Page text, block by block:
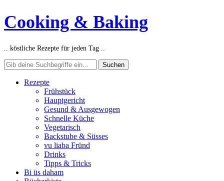
Cooking & Baking
.. köstliche Rezepte für jeden Tag ..
Rezepte
Frühstück
Hauptgericht
Gesund & Ausgewogen
Schnelle Küche
Vegetarisch
Backstube & Süsses
vu liaba Fründ
Drinks
Tipps & Tricks
Bi üs daham